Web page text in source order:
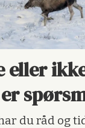
eller
du råd og